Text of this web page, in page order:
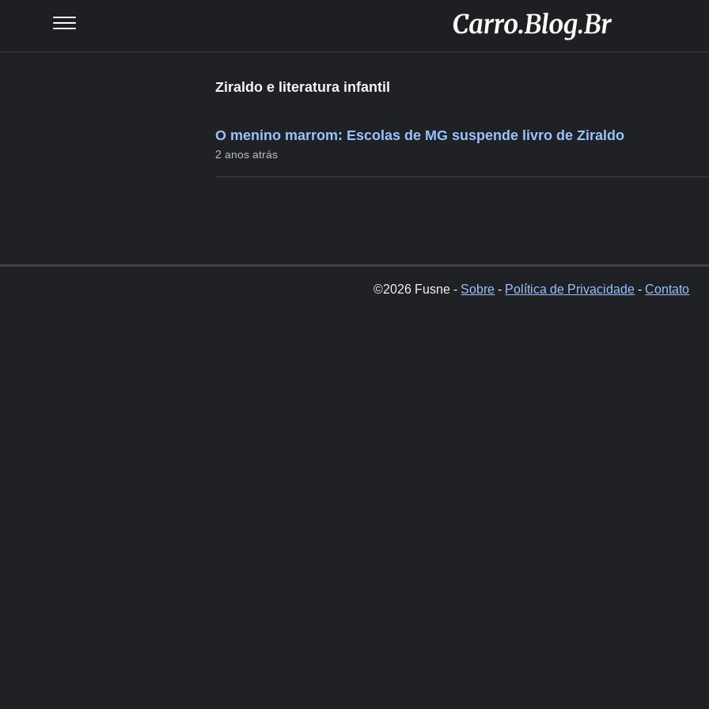
Ziraldo e literatura infantil
O menino marrom: Escolas de MG suspende livro de Ziraldo
2 anos atrás
©2026 Fusne - Sobre - Política de Privacidade -Contato